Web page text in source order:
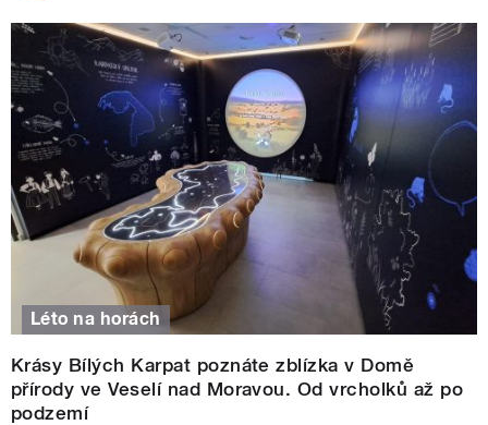
Léto na horách
Krásy Bílých Karpat poznáte zblízka v Domě
přírody ve Veselí nad Moravou. Od vrcholků až po
podzemí